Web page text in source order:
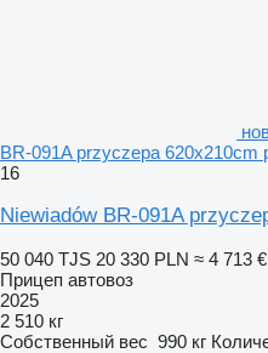
BR-091A przyczepa 620x210cm
16
Niewiadów BR-091A
50 040 TJS 20 330 PLN ≈ 4 713 €
Прицеп автовоз
2025
2 510 кг
Собственный вес 990 кг